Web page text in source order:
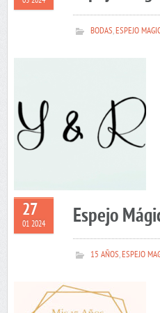
BODAS,ESPEJO
27
01 2024 Espejo
15 AÑOS,ESPEJO